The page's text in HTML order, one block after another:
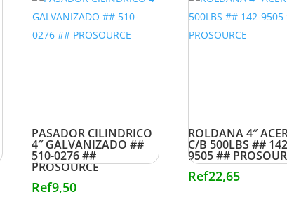
PASADOR CILINDRICO
4″ GALVANIZADO ##
510-0276 ##
PROSOURCE
Ref9,50
ROLDANA 4″
C/B 500LBS ##
9505 ##
Ref22,65